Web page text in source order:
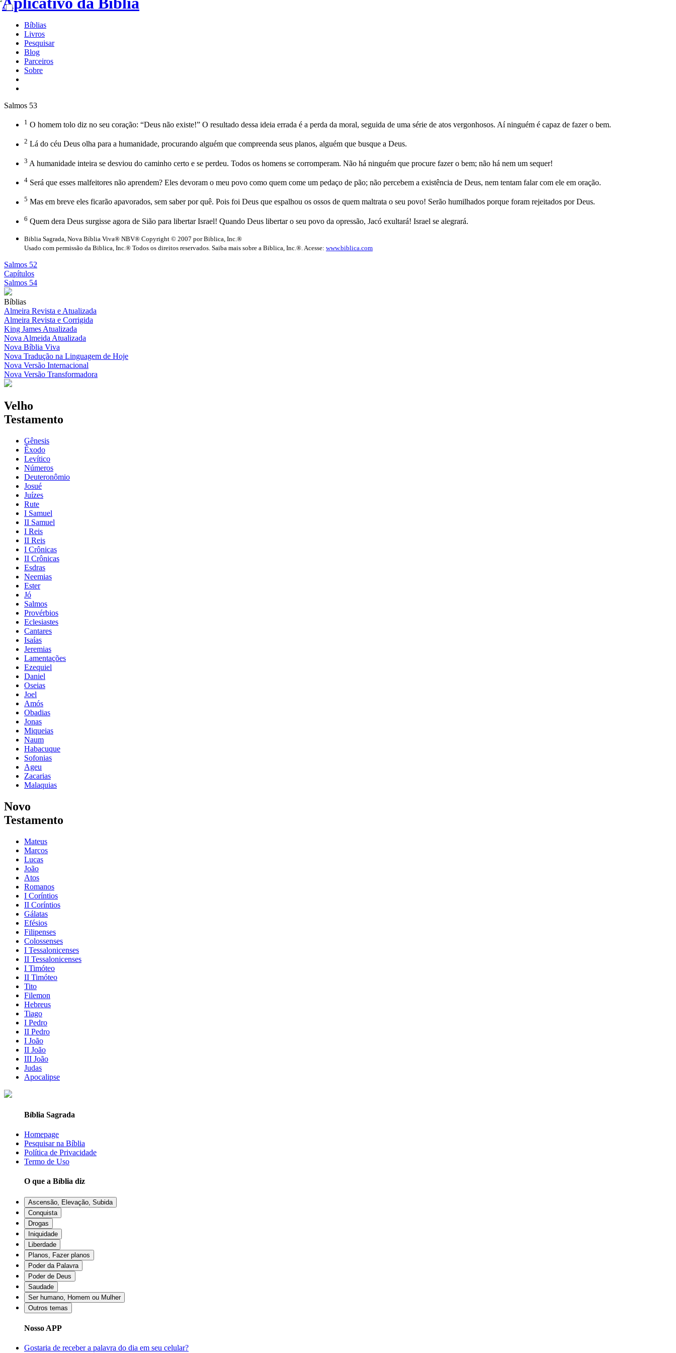
Bíblias
Livros
Pesquisar
Blog
Parceiros
Sobre
Salmos 53
1 O homem tolo diz no seu coração: “Deus não existe!” O resultado dessa ideia errada é a perda da moral, seguida de uma série de atos vergonhosos. Aí ninguém é capaz de fazer o bem.
2 Lá do céu Deus olha para a humanidade, procurando alguém que compreenda seus planos, alguém que busque a Deus.
3 A humanidade inteira se desviou do caminho certo e se perdeu. Todos os homens se corromperam. Não há ninguém que procure fazer o bem; não há nem um sequer!
4 Será que esses malfeitores não aprendem? Eles devoram o meu povo como quem come um pedaço de pão; não percebem a existência de Deus, nem tentam falar com ele em oração.
5 Mas em breve eles ficarão apavorados, sem saber por quê. Pois foi Deus que espalhou os ossos de quem maltrata o seu povo! Serão humilhados porque foram rejeitados por Deus.
6 Quem dera Deus surgisse agora de Sião para libertar Israel! Quando Deus libertar o seu povo da opressão, Jacó exultará! Israel se alegrará.
Biblia Sagrada, Nova Bíblia Viva® NBV® Copyright © 2007 por Biblica, Inc.®
Usado com permissão da Biblica, Inc.® Todos os direitos reservados. Saiba mais sobre a Biblica, Inc.®. Acesse: www.biblica.com
Salmos 52
Capítulos
Salmos 54
Bíblias
Almeira Revista e Atualizada
Almeira Revista e Corrigida
King James Atualizada
Nova Almeida Atualizada
Nova Bíblia Viva
Nova Tradução na Linguagem de Hoje
Nova Versão Internacional
Nova Versão Transformadora
Velho
Testamento
Gênesis
Êxodo
Levítico
Números
Deuteronômio
Josué
Juízes
Rute
I Samuel
II Samuel
I Reis
II Reis
I Crônicas
II Crônicas
Esdras
Neemias
Ester
Jó
Salmos
Provérbios
Eclesiastes
Cantares
Isaías
Jeremias
Lamentações
Ezequiel
Daniel
Oseias
Joel
Amós
Obadias
Jonas
Miqueias
Naum
Habacuque
Sofonias
Ageu
Zacarias
Malaquias
Novo
Testamento
Mateus
Marcos
Lucas
João
Atos
Romanos
I Coríntios
II Coríntios
Gálatas
Efésios
Filipenses
Colossenses
I Tessalonicenses
II Tessalonicenses
I Timóteo
II Timóteo
Tito
Filemon
Hebreus
Tiago
I Pedro
II Pedro
I João
II João
III João
Judas
Apocalipse
Bíblia Sagrada
Homepage
Pesquisar na Bíblia
Política de Privacidade
Termo de Uso
O que a Bíblia diz
Ascensão, Elevação, Subida
Conquista
Drogas
Iniquidade
Liberdade
Planos, Fazer planos
Poder da Palavra
Poder de Deus
Saudade
Ser humano, Homem ou Mulher
Outros temas
Nosso APP
Gostaria de receber a palavra do dia em seu celular?